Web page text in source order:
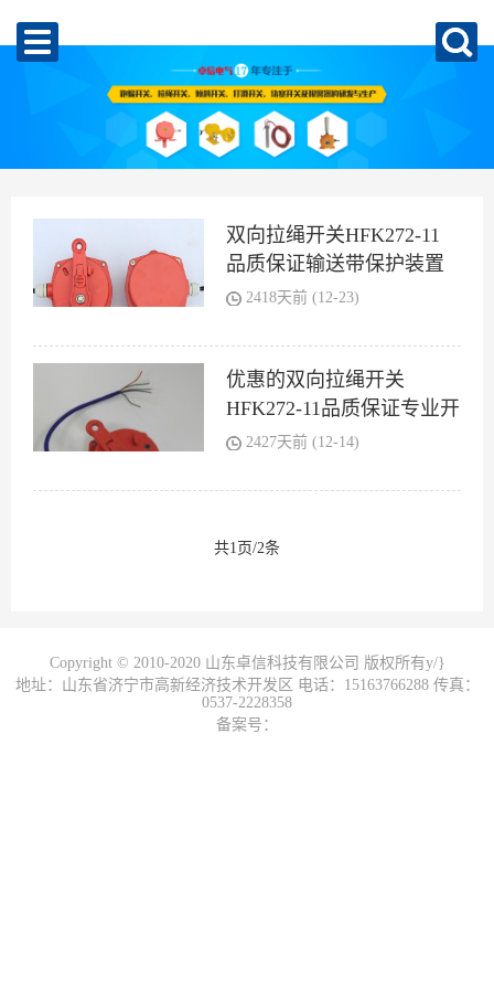
双向拉绳开关HFK272-11
品质保证输送带保护装置
2418天前 (12-23)
优惠的双向拉绳开关
HFK272-11品质保证专业开
关供应商
2427天前 (12-14)
共1页/2条
Copyright © 2010-2020 山东卓信科技有限公司 版权所有y/}
地址：山东省济宁市高新经济技术开发区 电话：15163766288 传真：
0537-2228358
备案号：